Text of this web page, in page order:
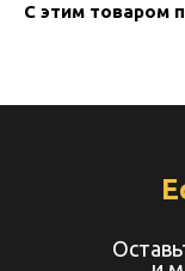
С этим товаром